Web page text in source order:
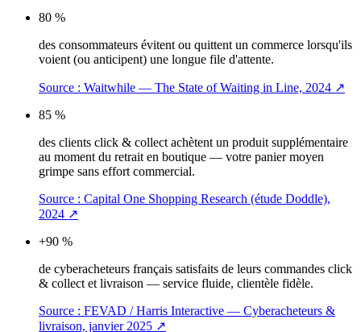
80 %
des consommateurs évitent ou quittent un commerce lorsqu'ils
voient (ou anticipent) une longue file d'attente.
Source : Waitwhile — The State of Waiting in Line, 2024 ↗
85 %
des clients click & collect achètent un produit supplémentaire
au moment du retrait en boutique — votre panier moyen
grimpe sans effort commercial.
Source : Capital One Shopping Research (étude Doddle),
2024 ↗
+90 %
de cyberacheteurs français satisfaits de leurs commandes click
& collect et livraison — service fluide, clientèle fidèle.
Source : FEVAD / Harris Interactive — Cyberacheteurs &
livraison, janvier 2025 ↗